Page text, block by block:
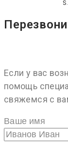
Если у вас
помощь
свяжемся с
Ваше имя